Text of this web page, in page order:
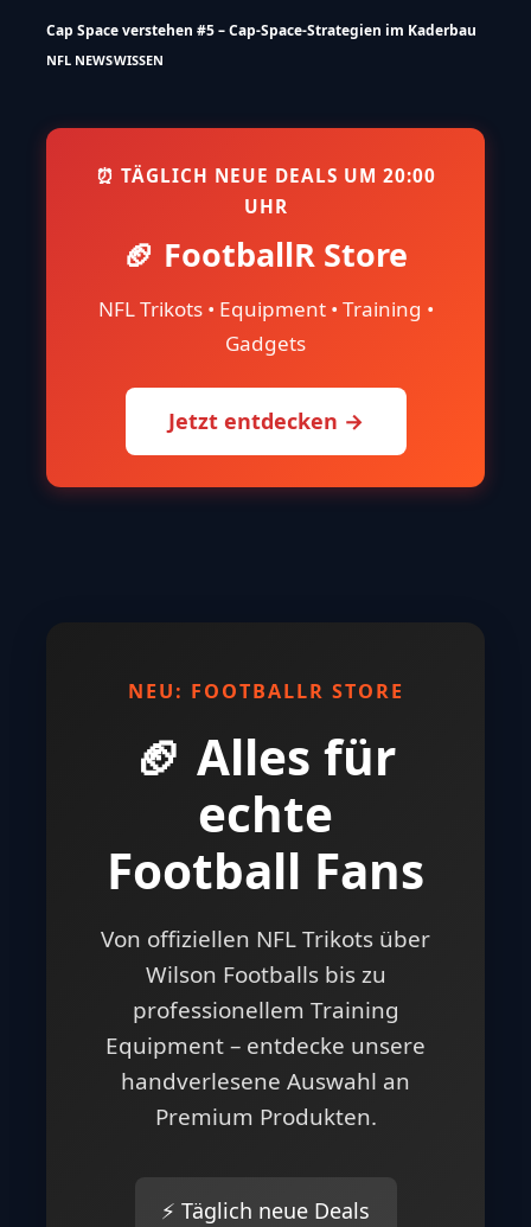
Cap Space verstehen #5 – Cap-Space-Strategien im Kaderbau
NFL NEWSWISSEN
⏰ TÄGLICH NEUE DEALS UM 20:00
UHR
🏈 FootballR Store
NFL Trikots • Equipment • Training •
Gadgets
Jetzt entdecken →
NEU: FOOTBALLR STORE
🏈 Alles für
echte
Football Fans
Von offiziellen NFL Trikots über
Wilson Footballs bis zu
professionellem Training
Equipment – entdecke unsere
handverlesene Auswahl an
Premium Produkten.
⚡ Täglich neue Deals